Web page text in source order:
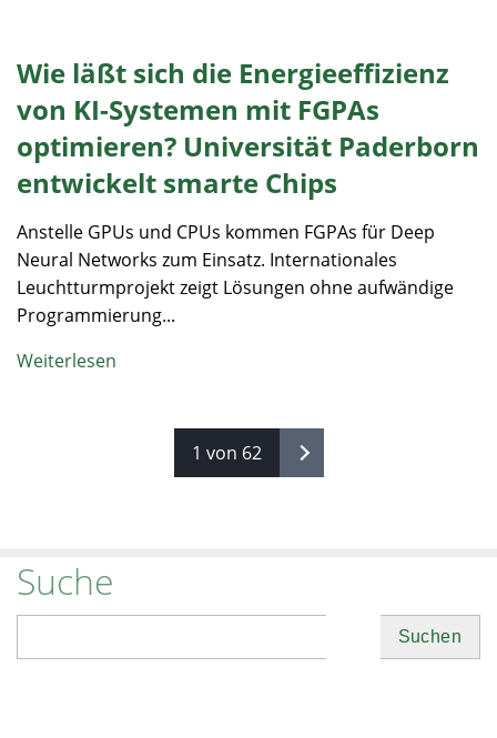
Wie läßt sich die Energieeffizienz
von KI-Systemen mit FGPAs
optimieren? Universität Paderborn
entwickelt smarte Chips
Anstelle GPUs und CPUs kommen FGPAs für Deep
Neural Networks zum Einsatz. Internationales
Leuchtturmprojekt zeigt Lösungen ohne aufwändige
Programmierung...
Weiterlesen
1 von 62
Suche